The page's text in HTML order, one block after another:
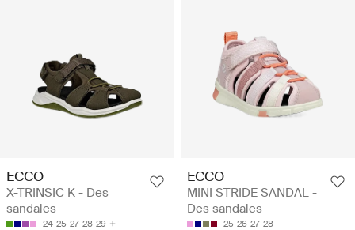
ECCO
X-TRINSIC K - Des
sandales
24 25 27 28 29
ECCO
MINI STRIDE SANDAL -
Des sandales
25 26 27 28